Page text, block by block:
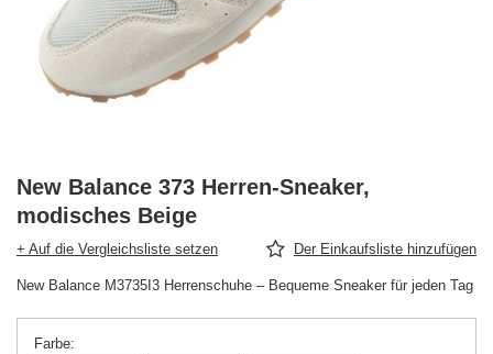
New Balance 373 Herren-Sneaker,
modisches Beige
+ Auf die Vergleichsliste setzen Der Einkaufsliste hinzufügen
New Balance M3735I3 Herrenschuhe – Bequeme Sneaker für jeden Tag
Farbe